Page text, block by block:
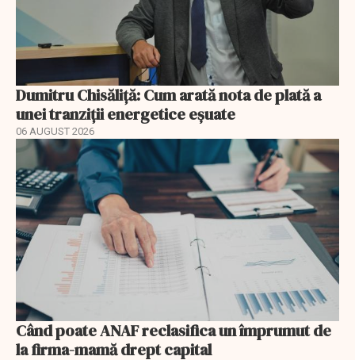
Dumitru Chisăliță: Cum arată nota de plată a
unei tranziții energetice eșuate
06 AUGUST 2026
Când poate ANAF reclasifica un împrumut de
la firma-mamă drept capital